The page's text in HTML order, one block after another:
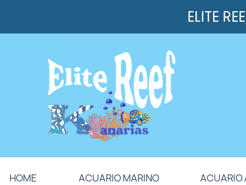
ELITE
HOME ACUARIO MARINO ACUARIO